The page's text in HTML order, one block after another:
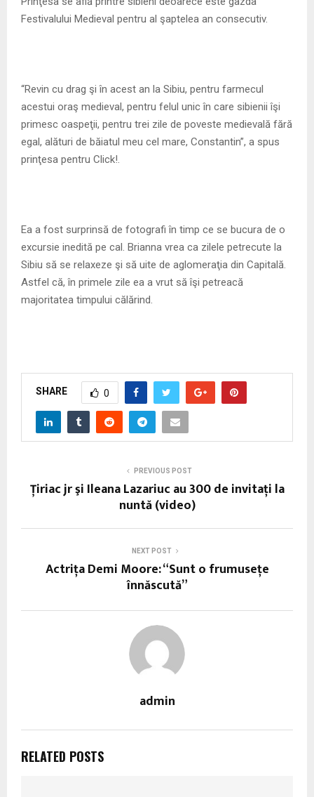
U
Festivalului Medieval pentru al şaptelea an consecutiv.
“Revin cu drag şi în acest an la Sibiu, pentru farmecul
acestui oraş medieval, pentru felul unic în care sibienii îşi
primesc oaspeţii, pentru trei zile de poveste medievală fără
egal, alături de băiatul meu cel mare, Constantin”, a spus
prinţesa pentru Click!.
Ea a fost surprinsă de fotografi în timp ce se bucura de o
excursie inedită pe cal. Brianna vrea ca zilele petrecute la
Sibiu să se relaxeze şi să uite de aglomeraţia din Capitală.
Astfel că, în primele zile ea a vrut să îşi petreacă
majoritatea timpului călărind.
SHARE 0
PREVIOUS POST
Ţiriac jr şi Ileana Lazariuc au 300 de invitaţi la
nuntă (video)
NEXT POST
Actriţa Demi Moore: “Sunt o frumuseţe
înnăscută”
admin
RELATED POSTS